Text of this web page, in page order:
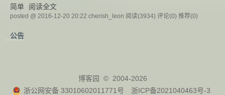
简单
阅读全文
posted @ 2016-12-20 20:22 cherish_leon 阅读(3934) 评论(0) 推荐(0)
公告
博客园
© 2004-2026
浙公网安备 33010602011771号
浙ICP备2021040463号-3